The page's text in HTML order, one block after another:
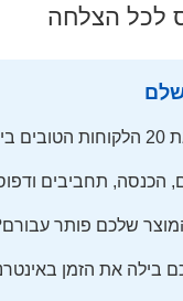
לכל הצלחה
המשותף
הכנסה, תחביבים
שלכם פותר
בילה את הזמן